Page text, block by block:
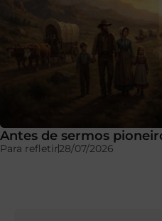
Antes de sermos
Para refletir28/07/2026